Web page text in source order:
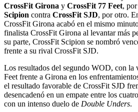
CrossFit Girona y CrossFit 77 Feet,
Scipion contra CrossFit SJD, por otro.
CrossFit Girona acabó en el mismo
finalista CrossFit Girona al levantar más
su parte, CrossFit Scipion se nombró
frente a su rival CrossFit SJD.
Los resultados del segundo WOD, con la
Feet frente a Girona en los
el resultado favorable de CrossFit SJD
desencadenó en un empate entre los
con un intenso duelo de Double Unders.